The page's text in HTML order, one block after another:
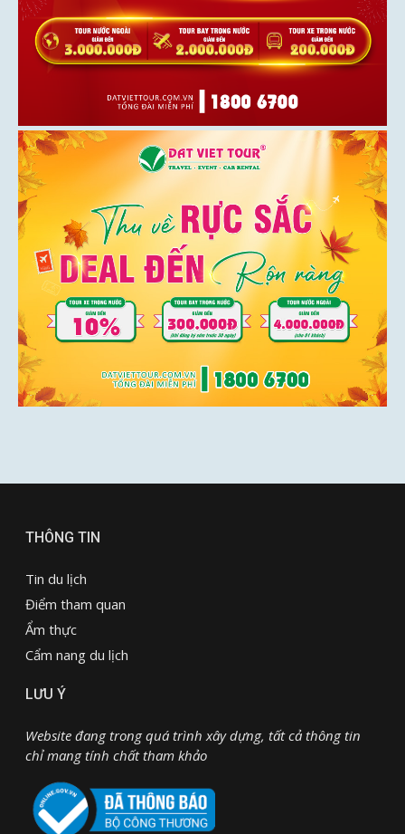
THÔNG TIN
Tin du lịch
Điểm tham quan
Ẩm thực
Cẩm nang du lịch
LƯU Ý
Website đang trong quá trình xây dựng, tất cả thông tin
chỉ mang tính chất tham khảo